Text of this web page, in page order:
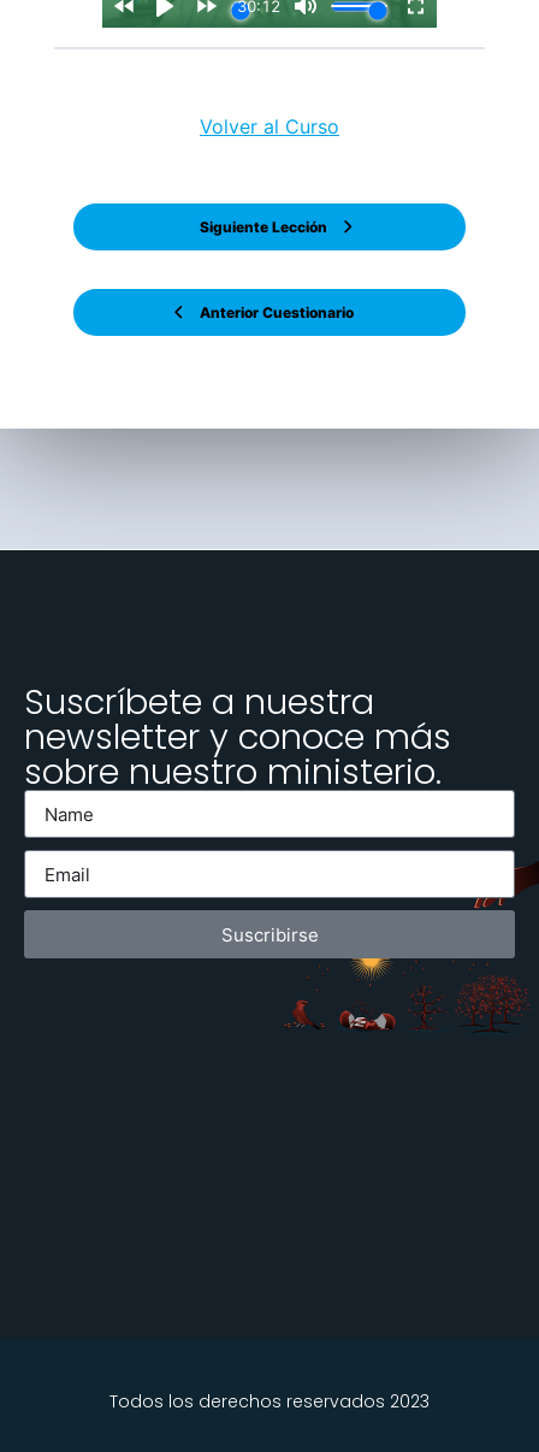
Anterior Cuestionario
Volver al Curso
Siguiente Lección
Suscríbete a nuestra
newsletter y conoce más
sobre nuestro ministerio.
Suscribirse
Todos los derechos reservados 2023